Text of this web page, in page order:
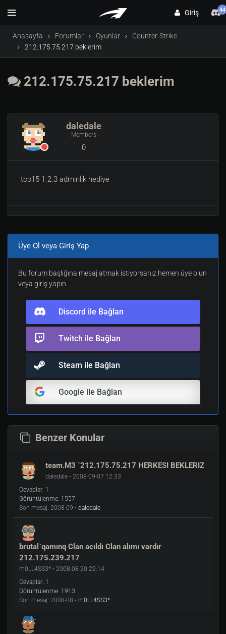
Giriş 44
Anasayfa Forumlar Oyunlar
Counter-Strike
212.175.75.217 beklerim
212.175.75.217 beklerim
daledale
Members
0
top15 1.2.3 admınlık hediye
Üye Ol veya Giriş Yap
Bu forum başlığına mesaj atmak istiyorsanız hemen üye olun
veya giriş yapın.
Discord ile Bağlan
Twitch ile Bağlan
Steam ile Bağlan
Google ile Bağlan
Benzer Konular
team.M3 `212.175.75.217 HERKESI BEKLERIZ
daledale • 2008-09-07 12:33
Cevaplar: 1
Görüntülenme: 1557
Son mesaj: 2008-09 • daledale
brutal`qamınq Clan acıldı Clan alımı vardır
212.175.239.217
m0LL4SS3* • 2008-08-20 22:14
Cevaplar: 1
Görüntülenme: 1913
Son mesaj: 2008-08 • m0LL4SS3*